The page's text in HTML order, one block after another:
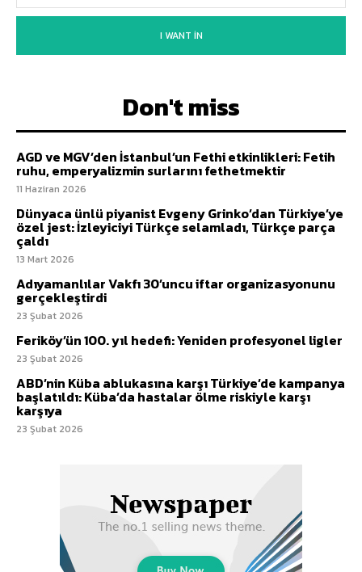
I WANT IN
Don't miss
AGD ve MGV’den İstanbul’un Fethi etkinlikleri: Fetih
ruhu, emperyalizmin surlarını fethetmektir
11 Haziran 2026
Dünyaca ünlü piyanist Evgeny Grinko’dan Türkiye’ye
özel jest: İzleyiciyi Türkçe selamladı, Türkçe parça
çaldı
13 Mart 2026
Adıyamanlılar Vakfı 30’uncu iftar organizasyonunu
gerçekleştirdi
23 Şubat 2026
Feriköy’ün 100. yıl hedefi: Yeniden profesyonel ligler
23 Şubat 2026
ABD’nin Küba ablukasına karşı Türkiye’de kampanya
başlatıldı: Küba’da hastalar ölme riskiyle karşı
karşıya
23 Şubat 2026